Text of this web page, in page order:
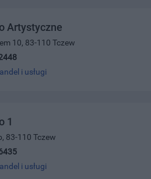
Artystyczne
10, 83-110 Tczew
i usługi
1
83-110 Tczew
i usługi